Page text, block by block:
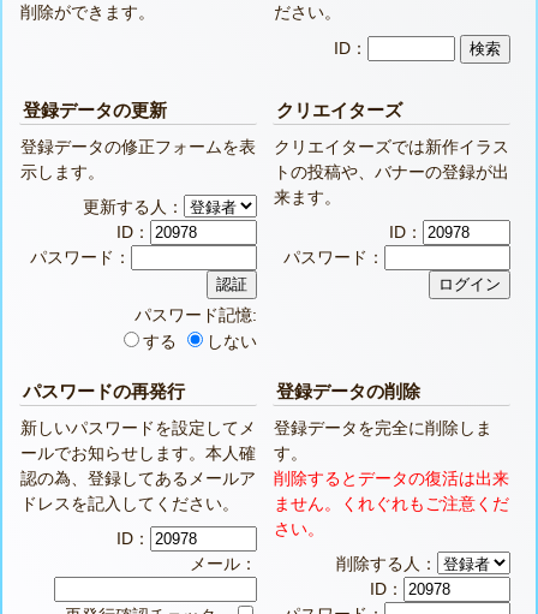
削除ができます。
ださい。
ID：
登録データの更新
登録データの修正フォームを表
示します。
更新する人：
ID：
パスワード：
パスワード記憶:
する
しない
クリエイターズ
クリエイターズでは新作イラス
トの投稿や、バナーの登録が出
来ます。
ID：
パスワード：
パスワードの再発行
新しいパスワードを設定してメ
ールでお知らせします。本人確
認の為、登録してあるメールア
ドレスを記入してください。
ID：
メール：
登録データの削除
登録データを完全に削除しま
す。
削除するとデータの復活は出来
ません。くれぐれもご注意くだ
さい。
削除する人：
ID：